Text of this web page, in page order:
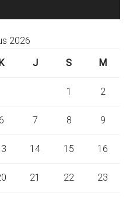
2026
J S M
1 2
6 7 8 9
14 15 16
21 22 23